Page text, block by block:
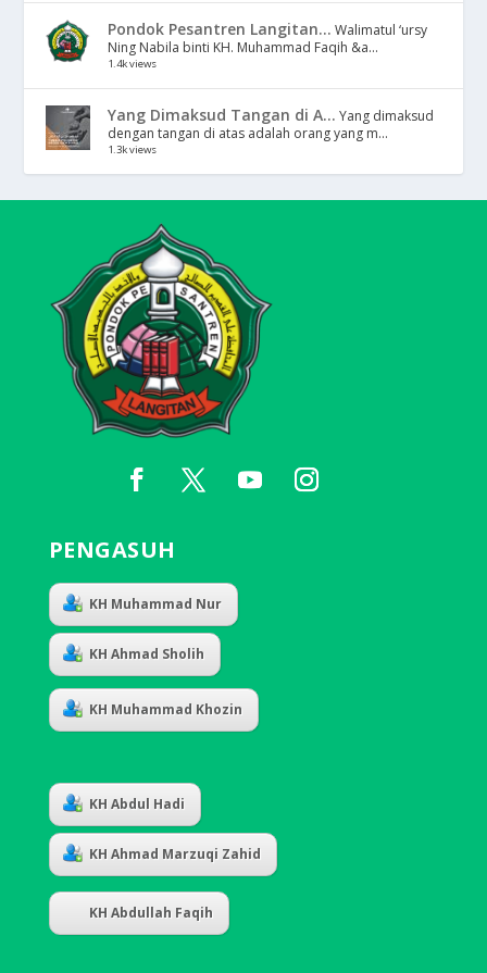
Pondok Pesantren Langitan... Walimatul ‘ursy
Ning Nabila binti KH. Muhammad Faqih &a...
1.4k views
Yang Dimaksud Tangan di A... Yang dimaksud
dengan tangan di atas adalah orang yang m...
1.3k views
PENGASUH
KH Muhammad Nur
KH Ahmad Sholih
KH Muhammad Khozin
KH Abdul Hadi
KH Ahmad Marzuqi Zahid
KH Abdullah Faqih